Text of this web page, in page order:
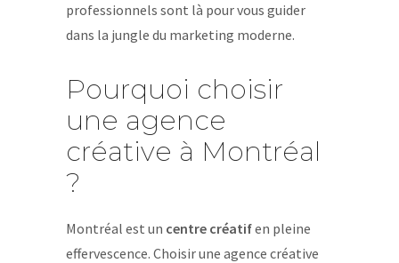
professionnels sont là pour vous guider
dans la jungle du marketing moderne.
Pourquoi choisir
une agence
créative à Montréal
?
Montréal est un centre créatifen pleine
effervescence. Choisir une agence créative